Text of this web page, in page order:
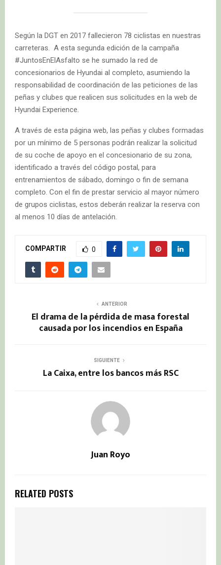
Según la DGT en 2017 fallecieron 78 ciclistas en nuestras
carreteras. A esta segunda edición de la campaña
#JuntosEnElAsfalto se he sumado la red de
concesionarios de Hyundai al completo, asumiendo la
responsabilidad de coordinación de las peticiones de las
peñas y clubes que realicen sus solicitudes en la web de
Hyundai Experience.
A través de esta página web, las peñas y clubes formadas
por un mínimo de 5 personas podrán realizar la solicitud
de su coche de apoyo en el concesionario de su zona,
identificado a través del código postal, para
entrenamientos de sábado, domingo o fin de semana
completo. Con el fin de prestar servicio al mayor número
de grupos ciclistas, estos deberán realizar la reserva con
al menos 10 días de antelación.
COMPARTIR 0
ANTERIOR
El drama de la pérdida de masa forestal
causada por los incendios en España
SIGUIENTE
La Caixa, entre los bancos más RSC
Juan Royo
RELATED POSTS